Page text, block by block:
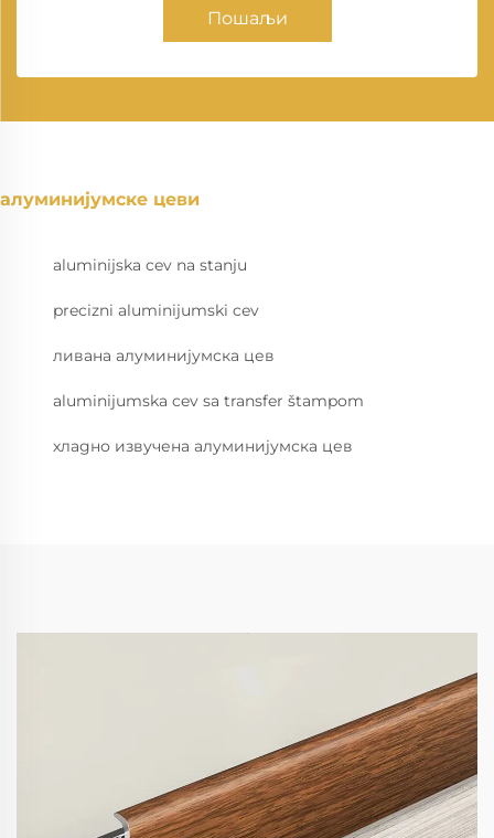
Пошаљи
алуминијумске цеви
aluminijska cev na stanju
precizni aluminijumski cev
ливана алуминијумска цев
aluminijumska cev sa transfer štampom
хладно извучена алуминијумска цев